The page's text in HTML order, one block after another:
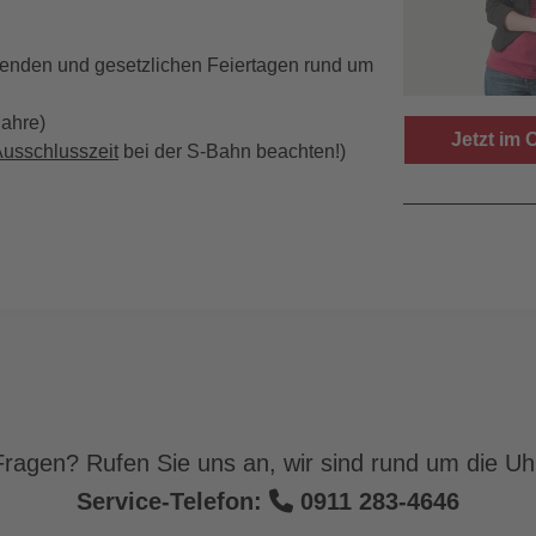
und gesetzlichen Feiertagen rund um
bei der S-Bahn beachten!)
Jetzt im
Rufen Sie uns an, wir sind rund um die
Service-Telefon:
0911 283-4646